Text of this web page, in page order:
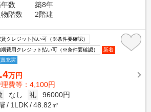
数
築8年
階数
2階建
賃クレジット払い可（※条件要確認）
期費用クレジット払い可（※条件要確認）
新着
充実
万円
費等：4,100円
なし 礼
96000円
1LDK 48.82㎡